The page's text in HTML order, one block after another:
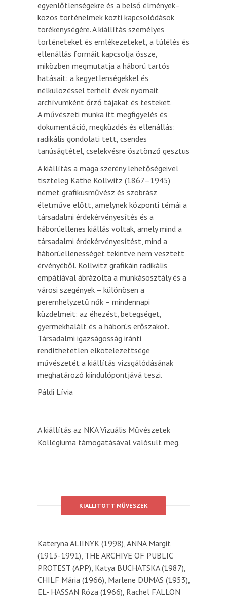
egyenlőtlenségekre és a belső élmények–
közös történelmek közti kapcsolódások
törékenységére. A kiállítás személyes
történeteket és emlékezeteket, a túlélés és
ellenállás formáit kapcsolja össze,
miközben megmutatja a háború tartós
hatásait: a kegyetlenségekkel és
nélkülözéssel terhelt évek nyomait
archívumként őrző tájakat és testeket.
A művészeti munka itt megfigyelés és
dokumentáció, megküzdés és ellenállás:
radikális gondolati tett, csendes
tanúságtétel, cselekvésre ösztönző gesztus
A kiállítás a maga szerény lehetőségeivel
tiszteleg Käthe Kollwitz (1867–1945)
német grafikusművész és szobrász
életműve előtt, amelynek központi témái a
társadalmi érdekérvényesítés és a
háborúellenes kiállás voltak, amely mind a
társadalmi érdekérvényesítést, mind a
háborúellenességet tekintve nem vesztett
érvényéből. Kollwitz grafikáin radikális
empátiával ábrázolta a munkásosztály és a
városi szegények – különösen a
peremhelyzetű nők – mindennapi
küzdelmeit: az éhezést, betegséget,
gyermekhalált és a háborús erőszakot.
Társadalmi igazságosság iránti
rendíthetetlen elkötelezettsége
művészetét a kiállítás vizsgálódásának
meghatározó kiindulópontjává teszi.
Páldi Lívia
A kiállítás az NKA Vizuális Művészetek
Kollégiuma támogatásával valósult meg.
KIÁLLÍTOTT MŰVÉSZEK
Kateryna ALIINYK (1998), ANNA Margit
(1913-1991), THE ARCHIVE OF PUBLIC
PROTEST (APP), Katya BUCHATSKA (1987),
CHILF Mária (1966), Marlene DUMAS (1953),
EL- HASSAN Róza (1966), Rachel FALLON